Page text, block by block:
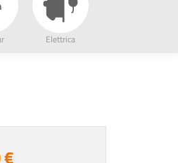
Elettrica
€